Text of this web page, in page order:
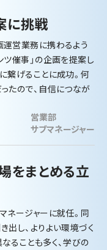
に挑戦
営業務に携わるよう
ツ催事」の企画を提案し
繋げることに成功。何
たので、自信につなが
営業部
サブマネージャー
をまとめる立
ネージャーに就任。同
出し、よりよい環境づく
ることも多く、学びの